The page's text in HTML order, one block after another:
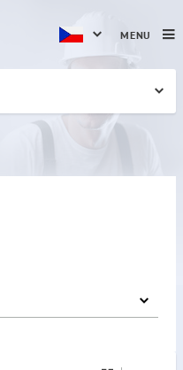
MENU